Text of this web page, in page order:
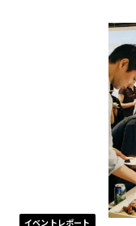
イベントレポート